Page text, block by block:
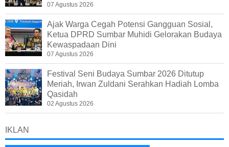
07 Agustus 2026
Ajak Warga Cegah Potensi Gangguan Sosial,
Ketua DPRD Sumbar Muhidi Gelorakan Budaya
Kewaspadaan Dini
07 Agustus 2026
Festival Seni Budaya Sumbar 2026 Ditutup
Meriah, Irwan Zuldani Serahkan Hadiah Lomba
Qasidah
02 Agustus 2026
IKLAN